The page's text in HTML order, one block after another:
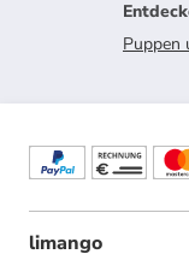
Puppen
limango